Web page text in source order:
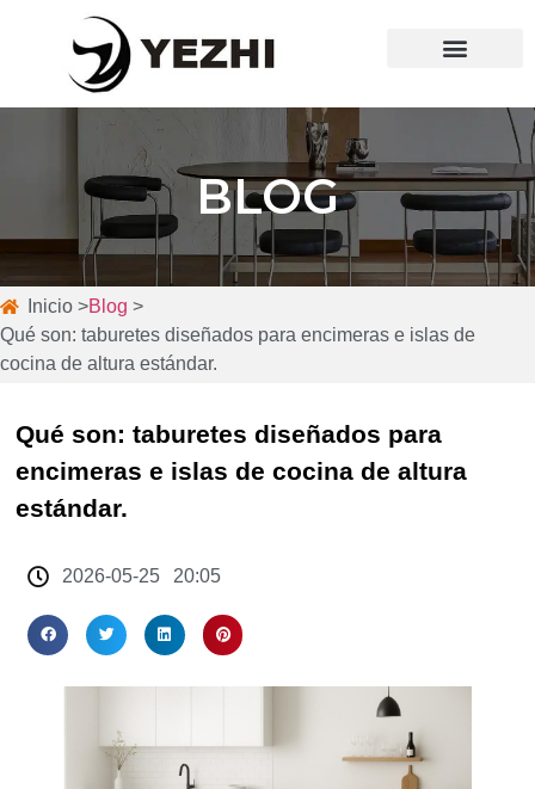
BLOG
Inicio >Blog >
Qué son: taburetes diseñados para encimeras e islas de
cocina de altura estándar.
Qué son: taburetes diseñados para
encimeras e islas de cocina de altura
estándar.
2026-05-25 20:05